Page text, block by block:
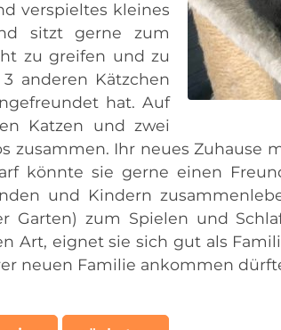
verspieltes kleines
sitzt gerne zum
zu greifen und zu
anderen Kätzchen
hat. Auf
Katzen und zwei
zusammen. Ihr neues Zuhause
könnte sie gerne einen
und Kindern
Garten) zum Spielen und
Art, eignet sie sich gut als
neuen Familie ankommen